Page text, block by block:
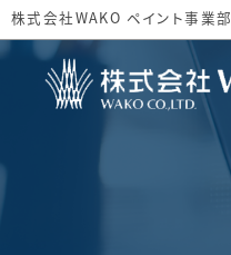
株式会社WAKO ペイント事業部